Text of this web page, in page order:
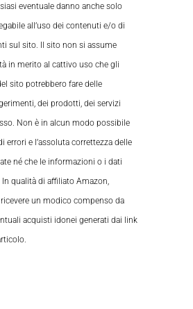
eventuale danno anche solo
all’uso dei contenuti e/o di
sul sito. Il sito non si assume
in merito al cattivo uso che gli
sito potrebbero fare delle
dei prodotti, dei servizi
Non è in alcun modo possibile
errori e l’assoluta correttezza delle
né che le informazioni o i dati
qualità di affiliato Amazon,
un modico compenso da
acquisti idonei generati dai link